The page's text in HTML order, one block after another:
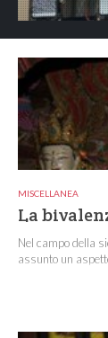
MISCELLANEA
La
Nel campo della
assunto un